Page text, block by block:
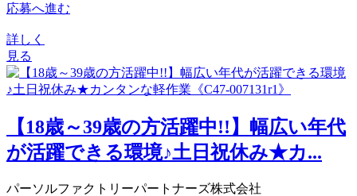
応募へ進む
詳しく
見る
【18歳～39歳の方活躍中!!】幅広い年代
が活躍できる環境♪土日祝休み★カ...
パーソルファクトリーパートナーズ株式会社